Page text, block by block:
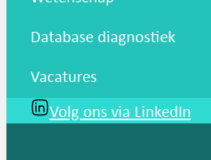
Database diagnostiek
Vacatures
Volg ons via LinkedIn